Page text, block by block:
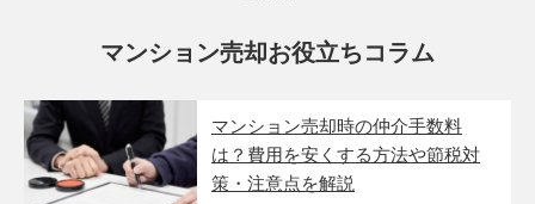
マンション売却お役立ちコラム
マンション売却時の仲介手数料
は？費用を安くする方法や節税対
策・注意点を解説